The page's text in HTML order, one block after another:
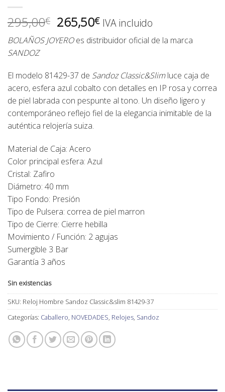
295,00€ El
precio
original
295,00€.
265,50€El
precio
actual
265,50€.
IVA incluido
BOLAÑOS JOYEROes distribuidor oficial de la marca
SANDOZ
El modelo 81429-37 de Sandoz Classic&Slimluce caja de
acero, esfera azul cobalto con detalles en IP rosa y correa
de piel labrada con pespunte al tono. Un diseño ligero y
contemporáneo reflejo fiel de la elegancia inimitable de la
auténtica relojería suiza.
Material de Caja: Acero
Color principal esfera: Azul
Cristal: Zafiro
Diámetro: 40 mm
Tipo Fondo: Presión
Tipo de Pulsera: correa de piel marron
Tipo de Cierre: Cierre hebilla
Movimiento / Función: 2 agujas
Sumergible 3 Bar
Garantía 3 años
Sin existencias
SKU: Reloj Hombre Sandoz Classic&slim 81429-37
Categorías: Caballero, NOVEDADES, Relojes, Sandoz